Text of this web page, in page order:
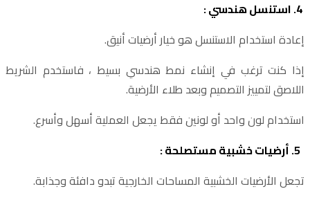
إعادة استخدام الاستنسل هو خيار أرضيات أنيق.
إذا كنت ترغب في إنشاء نمط هندسي بسيط ، فاستخدم الشريط
اللاصق لتمييز التصميم وبعد طلاء الأرضية.
استخدام لون واحد أو لونين فقط يجعل العملية أسهل وأسرع.
تجعل الأرضيات الخشبية المساحات الخارجية تبدو دافئة وجذابة.